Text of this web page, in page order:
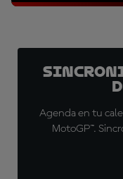
Agenda en tu
MotoGP™.